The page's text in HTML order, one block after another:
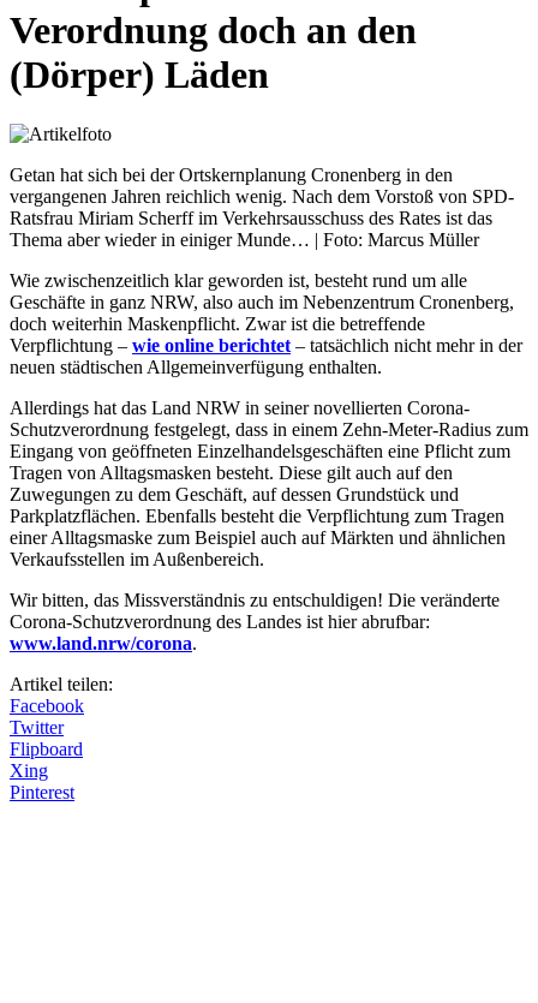
Verordnung doch an den
(Dörper) Läden
Getan hat sich bei der Ortskernplanung Cronenberg in den
vergangenen Jahren reichlich wenig. Nach dem Vorstoß von SPD-
Ratsfrau Miriam Scherff im Verkehrsausschuss des Rates ist das
Thema aber wieder in einiger Munde… | Foto: Marcus Müller
Wie zwischenzeitlich klar geworden ist, besteht rund um alle
Geschäfte in ganz NRW, also auch im Nebenzentrum Cronenberg,
doch weiterhin Maskenpflicht. Zwar ist die betreffende
Verpflichtung – wie online berichtet – tatsächlich nicht mehr in der
neuen städtischen Allgemeinverfügung enthalten.
Allerdings hat das Land NRW in seiner novellierten Corona-
Schutzverordnung festgelegt, dass in einem Zehn-Meter-Radius zum
Eingang von geöffneten Einzelhandelsgeschäften eine Pflicht zum
Tragen von Alltagsmasken besteht. Diese gilt auch auf den
Zuwegungen zu dem Geschäft, auf dessen Grundstück und
Parkplatzflächen. Ebenfalls besteht die Verpflichtung zum Tragen
einer Alltagsmaske zum Beispiel auch auf Märkten und ähnlichen
Verkaufsstellen im Außenbereich.
Wir bitten, das Missverständnis zu entschuldigen! Die veränderte
Corona-Schutzverordnung des Landes ist hier abrufbar:
www.land.nrw/corona.
Artikel teilen:
Facebook
Twitter
Flipboard
Xing
Pinterest